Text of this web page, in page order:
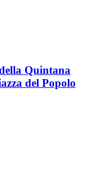
Quintana
del Popolo